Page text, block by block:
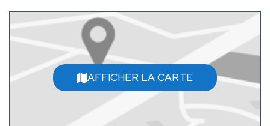
AFFICHER LA CARTE